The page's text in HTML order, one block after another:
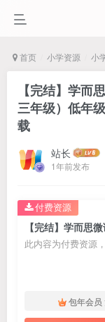
首页 小学资源 小
【完结】学而
三年级）低年
载
站长
1年前发布
此内容为付费资源
包年会员
付费资源